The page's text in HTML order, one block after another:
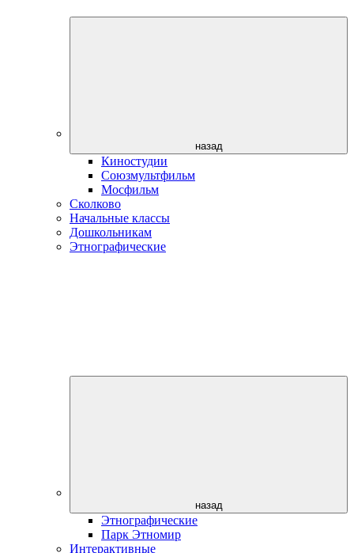
назад
Киностудии
Союзмультфильм
Мосфильм
Сколково
Начальные классы
Дошкольникам
Этнографические
назад
Этнографические
Парк Этномир
Интерактивные